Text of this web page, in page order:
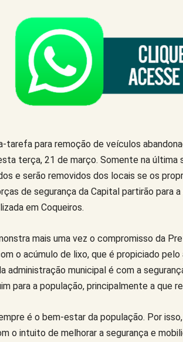
tarefa para remoção de veículos
terça, 21 de março. Somente na
e serão removidos dos locais se os
de segurança da Capital partirão para
em Coqueiros.
mais uma vez o compromisso da
o acúmulo de lixo, que é propiciado
administração municipal é com a
para a população, principalmente a que
é o bem-estar da população. Por
o intuito de melhorar a segurança e